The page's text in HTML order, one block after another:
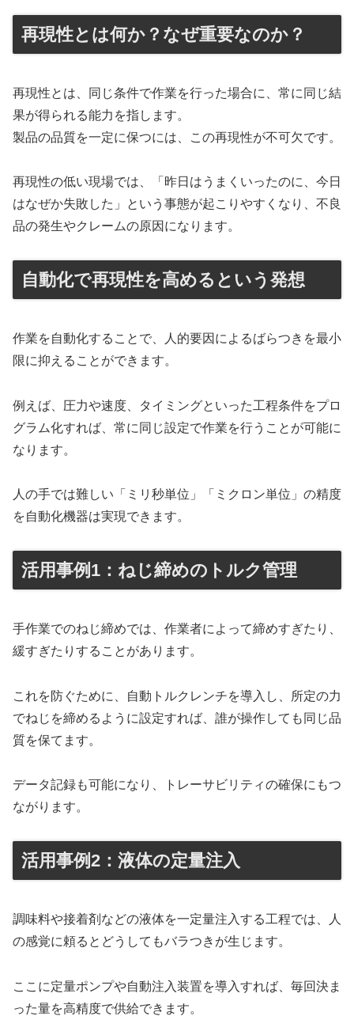
再現性とは何か？なぜ重要なのか？
再現性とは、同じ条件で作業を行った場合に、常に同じ結
果が得られる能力を指します。
製品の品質を一定に保つには、この再現性が不可欠です。
再現性の低い現場では、「昨日はうまくいったのに、今日
はなぜか失敗した」という事態が起こりやすくなり、不良
品の発生やクレームの原因になります。
自動化で再現性を高めるという発想
作業を自動化することで、人的要因によるばらつきを最小
限に抑えることができます。
例えば、圧力や速度、タイミングといった工程条件をプロ
グラム化すれば、常に同じ設定で作業を行うことが可能に
なります。
人の手では難しい「ミリ秒単位」「ミクロン単位」の精度
を自動化機器は実現できます。
活用事例1：ねじ締めのトルク管理
手作業でのねじ締めでは、作業者によって締めすぎたり、
緩すぎたりすることがあります。
これを防ぐために、自動トルクレンチを導入し、所定の力
でねじを締めるように設定すれば、誰が操作しても同じ品
質を保てます。
データ記録も可能になり、トレーサビリティの確保にもつ
ながります。
活用事例2：液体の定量注入
調味料や接着剤などの液体を一定量注入する工程では、人
の感覚に頼るとどうしてもバラつきが生じます。
ここに定量ポンプや自動注入装置を導入すれば、毎回決ま
った量を高精度で供給できます。